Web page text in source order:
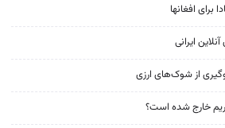
برای افغانها
ایرانی
از شوک‌های ارزی